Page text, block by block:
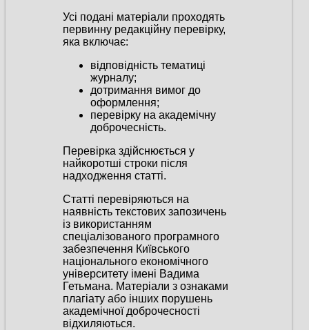
Усі подані матеріали проходять
первинну редакційну перевірку,
яка включає:
відповідність тематиці
журналу;
дотримання вимог до
оформлення;
перевірку на академічну
доброчесність.
Перевірка здійснюється у
найкоротші строки після
надходження статті.
Статті перевіряються на
наявність текстових запозичень
із використанням
спеціалізованого програмного
забезпечення Київського
національного економічного
університету імені Вадима
Гетьмана. Матеріали з ознаками
плагіату або інших порушень
академічної доброчесності
відхиляються.